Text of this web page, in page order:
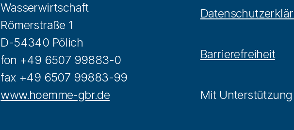
Wasserwirtschaft
Römerstraße 1
D-54340 Pölich
fon +49 6507 99883-0
fax +49 6507 99883-99
www.hoemme-gbr.de
Barrierefreiheit
Mit